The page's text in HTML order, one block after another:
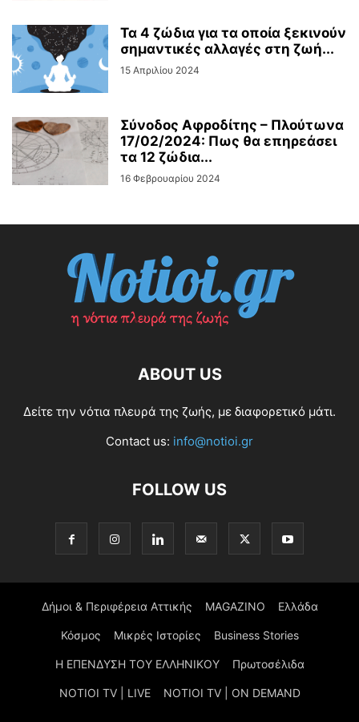
Τα 4 ζώδια για τα οποία ξεκινούν
σημαντικές αλλαγές στη ζωή...
15 Απριλίου 2024
Σύνοδος Αφροδίτης – Πλούτωνα
17/02/2024: Πως θα επηρεάσει
τα 12 ζώδια...
16 Φεβρουαρίου 2024
ABOUT US
Δείτε την νότια πλευρά της ζωής, με διαφορετικό μάτι.
Contact us: info@notioi.gr
FOLLOW US
Δήμοι & Περιφέρεια Αττικής MAGAZINO Ελλάδα
Κόσμος Μικρές Ιστορίες Business Stories
Η ΕΠΕΝΔΥΣΗ ΤΟΥ ΕΛΛΗΝΙΚΟΥ Πρωτοσέλιδα
NOTIOI TV | LIVE NOTIOI TV | ON DEMAND